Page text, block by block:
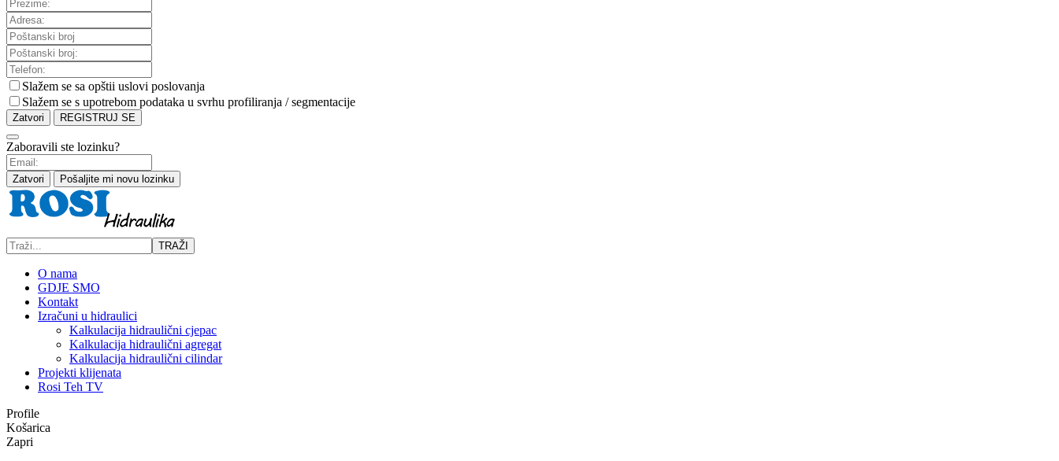
Slažem se sa opštii uslovi poslovanja
Slažem se s upotrebom podataka u svrhu profiliranja / segmentacije
Zatvori REGISTRUJ SE
Zaboravili ste lozinku?
Zatvori Pošaljite mi novu lozinku
TRAŽI
O nama
GDJE SMO
Kontakt
Izračuni u hidraulici
Kalkulacija hidraulični cjepac
Kalkulacija hidraulični agregat
Kalkulacija hidraulični cilindar
Projekti klijenata
Rosi Teh TV
Profile
Košarica
Zapri